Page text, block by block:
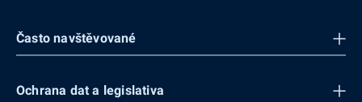
Často navštěvované
Ochrana dat a legislativa